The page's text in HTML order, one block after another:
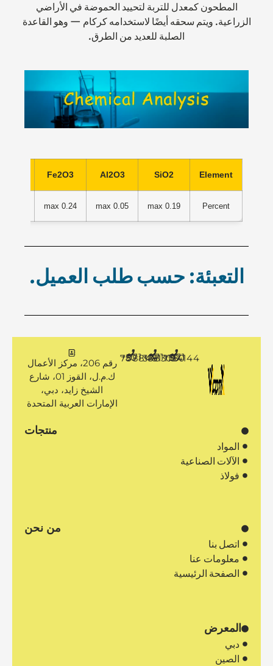
المطحون كمعدل للتربة لتحييد الحموضة في الأراضي
الزراعية. ويتم سحقه أيضًا لاستخدامه كركام — وهو القاعدة
الصلبة للعديد من الطرق.
Element
SiO2
Al2O3
Fe2O3
Percent
0.19 max
0.05 max
0.24 max
التعبئة: حسب طلب العميل.
+971 50 1194144
+971 4 3883080
+971 50 7888481
رقم 206، مركز الأعمال
ك.م.ل، القوز 01، شارع
الشيخ زايد، دبي،
الإمارات العربية المتحدة
منتجات
المواد
الآلات الصناعية
فولاذ
من نحن
اتصل بنا
معلومات عنا
الصفحة الرئيسية
المعرض
دبي
الصين